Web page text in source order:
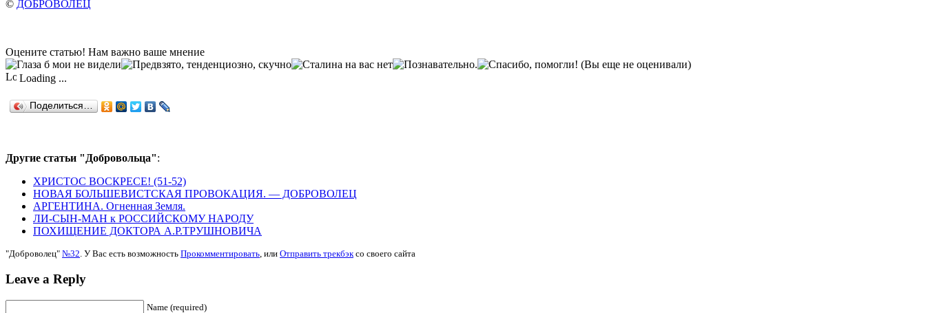
© ДОБРОВОЛЕЦ
Оцените статью! Нам важно ваше мнение
(Вы еще не оценивали)
Loading ...
Поделиться…
Другие статьи "Добровольца":
ХРИСТОС ВОСКРЕСЕ! (51-52)
НОВАЯ БОЛЬШЕВИСТСКАЯ ПРОВОКАЦИЯ. — ДОБРОВОЛЕЦ
АРГЕНТИНА. Огненная Земля.
ЛИ-СЫН-МАН к РОССИЙСКОМУ НАРОДУ
ПОХИЩЕНИЕ ДОКТОРА А.Р.ТРУШНОВИЧА
"Доброволец" №32 . У Вас есть возможность Прокомментировать , или Отправить трекбэк со своего сайта
Leave a Reply
Name (required)